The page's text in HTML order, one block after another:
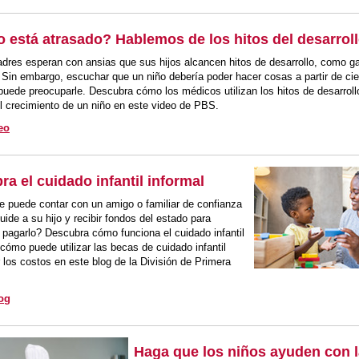
está atrasado? Hablemos de los hitos del
esperan con ansias que sus hijos alcancen hitos de desarrollo, como
embargo, escuchar que un niño debería poder hacer cosas a partir de
preocuparle. Descubra cómo los médicos utilizan los hitos de
crecimiento de un niño en este video de PBS.
el cuidado infantil informal
puede contar con un amigo o familiar de confianza
a su hijo y recibir fondos del estado para
Descubra cómo funciona el cuidado infantil
puede utilizar las becas de cuidado infantil
los costos en este blog de la División de Primera
Haga que los niños ayuden con